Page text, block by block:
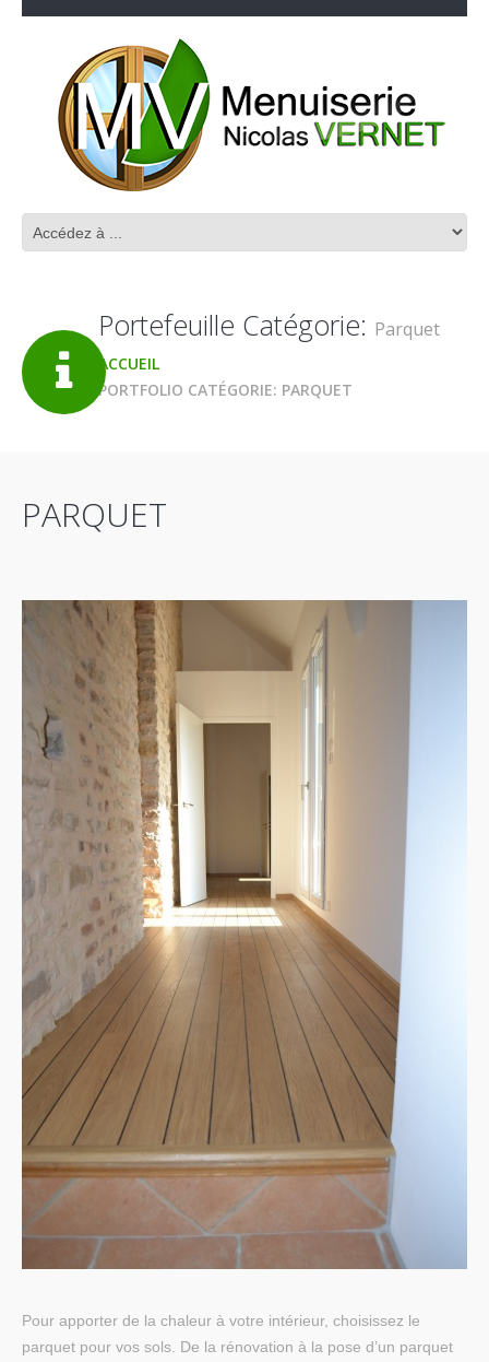
Portefeuille Catégorie: Parquet
ACCUEIL
PORTFOLIO CATÉGORIE: PARQUET
PARQUET
Pour apporter de la chaleur à votre intérieur, choisissez le
parquet pour vos sols. De la rénovation à la pose d’un parquet